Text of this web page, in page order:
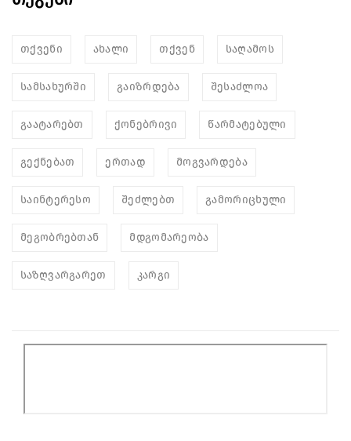
თქვენი ახალი თქვენ საღამოს
სამსახურში გაიზრდება შესაძლოა
გაატარებთ ქონებრივი წარმატებული
გექნებათ ერთად მოგვარდება
საინტერესო შეძლებთ გამორიცხული
მეგობრებთან მდგომარეობა
საზღვარგარეთ კარგი